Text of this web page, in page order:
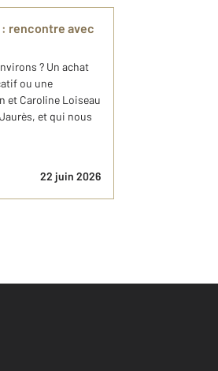
: rencontre avec
? Un achat
ou une
et Caroline Loiseau
et qui nous
22 juin 2026